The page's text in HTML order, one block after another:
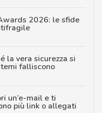
2026: le sfide
la vera sicurezza si
falliscono
un’e-mail e ti
più link o allegati